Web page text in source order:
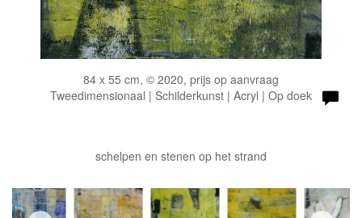
84 x 55 cm, © 2020, prijs op aanvraag
Tweedimensionaal | Schilderkunst | Acryl | Op doek
schelpen en stenen op het strand